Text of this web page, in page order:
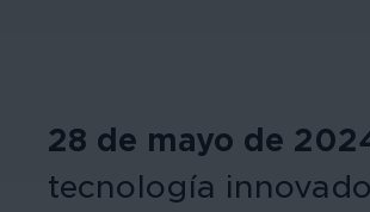
28 de mayo de
tecnología